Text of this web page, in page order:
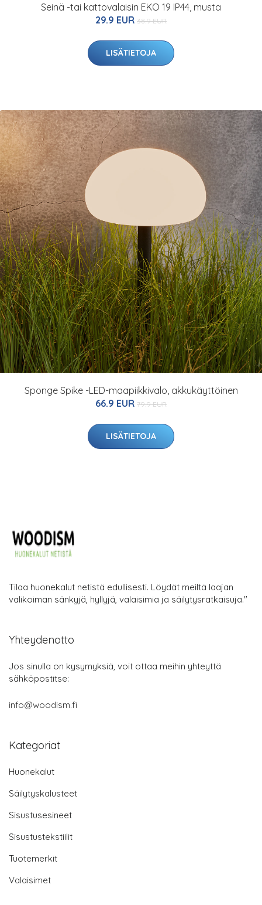
Seinä -tai kattovalaisin EKO 19 IP44, musta
29.9 EUR 38.9 EUR
LISÄTIETOJA
Sponge Spike -LED-maapiikkivalo, akkukäyttöinen
66.9 EUR 79.9 EUR
LISÄTIETOJA
Tilaa huonekalut netistä edullisesti. Löydät meiltä laajan
valikoiman sänkyjä, hyllyjä, valaisimia ja säilytysratkaisuja."
Yhteydenotto
Jos sinulla on kysymyksiä, voit ottaa meihin yhteyttä
sähköpostitse:
info@woodism.fi
Kategoriat
Huonekalut
Säilytyskalusteet
Sisustusesineet
Sisustustekstiilit
Tuotemerkit
Valaisimet